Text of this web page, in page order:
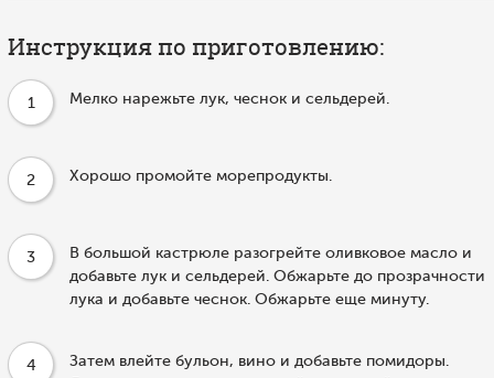
Инструкция по приготовлению:
1 Мелко нарежьте лук, чеснок и сельдерей.
2 Хорошо промойте морепродукты.
3
В большой кастрюле разогрейте оливковое масло и
добавьте лук и сельдерей. Обжарьте до прозрачности
лука и добавьте чеснок. Обжарьте еще минуту.
4
Затем влейте бульон, вино и добавьте помидоры.